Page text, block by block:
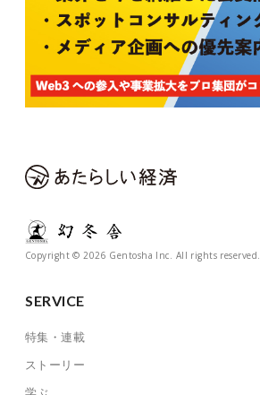
Copyright © 2026 Gentosha Inc. All rights reserved.
SERVICE
特集・連載
ストーリー